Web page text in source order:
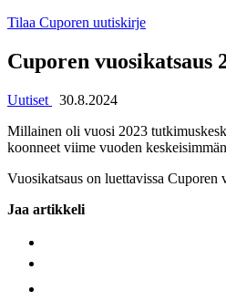
Tilaa Cuporen uutiskirje
Cuporen vuosikatsaus
Uutiset
30.8.2024
Millainen oli vuosi 2023
koonneet viime vuoden
Vuosikatsaus on luettavissa Cuporen
Jaa artikkeli